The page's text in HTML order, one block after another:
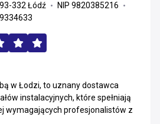
332 Łódź
NIP 9820385216
w Łodzi, to uznany dostawca
instalacyjnych, które spełniają
wymagających profesjonalistów z